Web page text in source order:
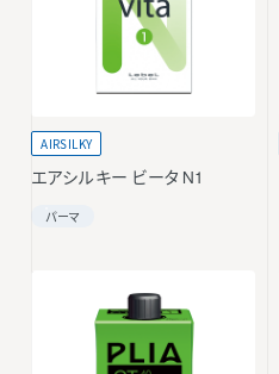
AIRSILKY
エアシルキー ビータ N1
パーマ